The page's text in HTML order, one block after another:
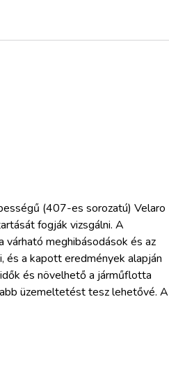
(407-es sorozatú) Velaro
fogják vizsgálni. A
meghibásodások és az
és a kapott eredmények alapján
és növelhető a járműflotta
üzemeltetést tesz lehetővé. A